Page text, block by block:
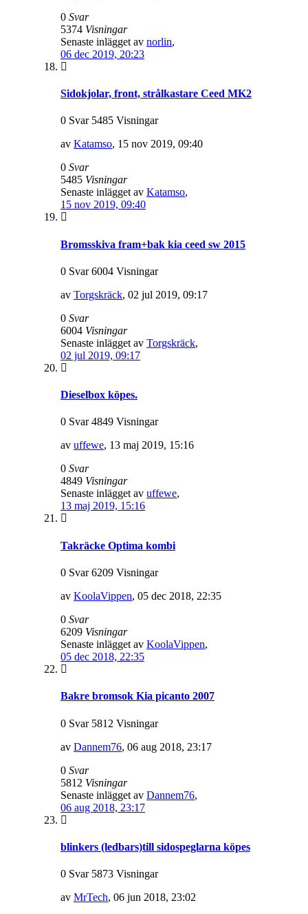
0 Svar
5374 Visningar
Senaste inlägget av norlin,
06 dec 2019, 20:23
Sidokjolar, front, strålkastare Ceed MK2
0 Svar 5485 Visningar
av Katamso, 15 nov 2019, 09:40
0 Svar
5485 Visningar
Senaste inlägget av Katamso,
15 nov 2019, 09:40
Bromsskiva fram+bak kia ceed sw 2015
0 Svar 6004 Visningar
av Torgskräck, 02 jul 2019, 09:17
0 Svar
6004 Visningar
Senaste inlägget av Torgskräck,
02 jul 2019, 09:17
Dieselbox köpes.
0 Svar 4849 Visningar
av uffewe, 13 maj 2019, 15:16
0 Svar
4849 Visningar
Senaste inlägget av uffewe,
13 maj 2019, 15:16
Takräcke Optima kombi
0 Svar 6209 Visningar
av KoolaVippen, 05 dec 2018, 22:35
0 Svar
6209 Visningar
Senaste inlägget av KoolaVippen,
05 dec 2018, 22:35
Bakre bromsok Kia picanto 2007
0 Svar 5812 Visningar
av Dannem76, 06 aug 2018, 23:17
0 Svar
5812 Visningar
Senaste inlägget av Dannem76,
06 aug 2018, 23:17
blinkers (ledbars)till sidospeglarna köpes
0 Svar 5873 Visningar
av MrTech, 06 jun 2018, 23:02